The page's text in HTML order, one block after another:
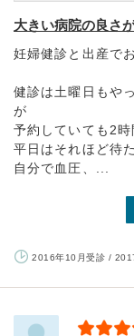
大きい病院の良さ
妊婦健診と出産で
健診は土曜日もや
が
予約していても2時
平日はそれほど待
自分で血圧、...
2016年10月受診 /